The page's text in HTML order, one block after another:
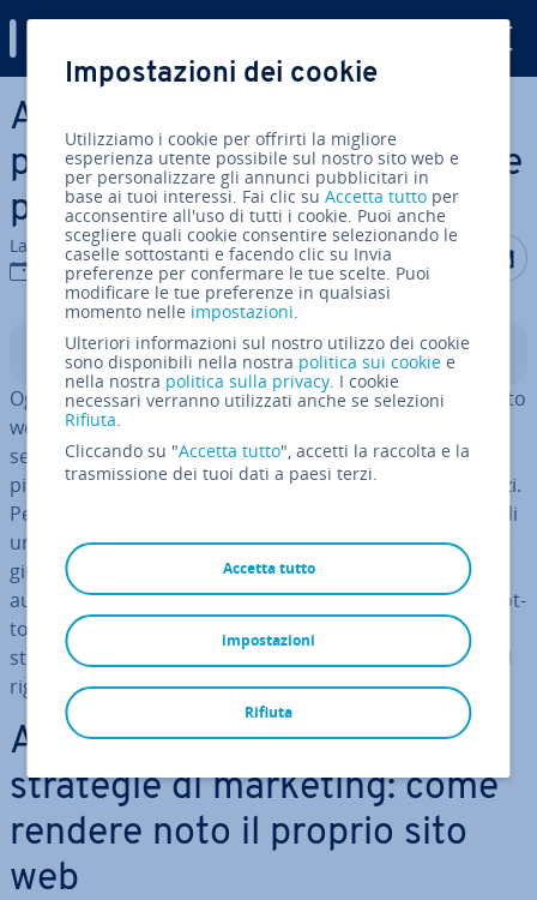
Vai al contenuto prin­ci­pa­le
Aumentare la vi­si­bi­li­tà del
proprio sito web: corso veloce
per iniziare
La redazione di IONOS
15 ago 2023
Condividi
Indice
Og­gi­gior­no sono molte le persone che ge­sti­sco­no un sito
web, sia per lavoro sia pri­va­ta­men­te, anche se si tratta
sem­pli­ce­men­te di un piccolo blog. Molti siti web di
piccole e medie imprese si trovano però ancora agli inizi.
Per cambiare questa si­tua­zio­ne e mi­glio­ra­re il ranking di
un sito web diventa sempre più im­por­tan­te applicare le
giuste strategie di marketing online. Chi desidera
aumentare la vi­si­bi­li­tà del proprio sito non dovrebbe sot­
to­va­lu­ta­re l’efficacia di SEA, SEO, social media e di altri
strumenti online. Vi forniamo un breve orien­ta­men­to al
riguardo.
Adottare cor­ret­ta­men­te le
strategie di marketing: come
rendere noto il proprio sito
web
Impostazioni dei cookie
Utilizziamo i cookie per offrirti la migliore
esperienza utente possibile sul nostro sito web e
per personalizzare gli annunci pubblicitari in
base ai tuoi interessi. Fai clic suAccetta tutto per
acconsentire all'uso di tutti i cookie. Puoi anche
scegliere quali cookie consentire selezionando le
caselle sottostanti e facendo clic su Invia
preferenze per confermare le tue scelte. Puoi
modificare le tue preferenze in qualsiasi
momento nelle impostazioni.
Ulteriori informazioni sul nostro utilizzo dei cookie
sono disponibili nella nostra politica sui cookie e
nella nostra politica sulla privacy. I cookie
necessari verranno utilizzati anche se selezioni
Rifiuta.
Cliccando su "Accetta tutto", accetti la raccolta e la
trasmissione dei tuoi dati a paesi terzi.
Accetta tutto
Rifiuta
impostazioni